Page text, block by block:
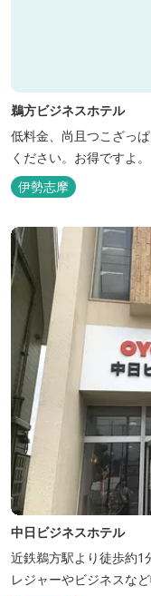
鵜方ビジネスホテル
低料金、尚且つこざっ
ください。お得ですよ。
伊勢志摩
中日ビジネスホテル
近鉄鵜方駅より徒歩約1
レジャーやビジネスな